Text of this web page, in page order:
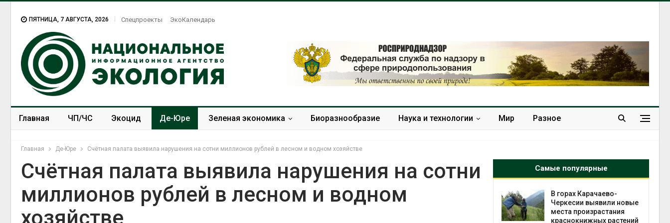
ПЯТНИЦА, 7 АВГУСТА, 2026 Спецпроекты ЭкоКалендарь
Главная ЧП/ЧС Экоцид Де-Юре Зеленая экономика Биоразнообразие Наука и технологии Мир Разное
Главная Де-Юре Счётная палата выявила нарушения на сотни миллионов рублей в лесном и водном хозяйстве
Счётная палата выявила нарушения на сотни
миллионов рублей в лесном и водном
хозяйстве
Самые популярные
В Домодедове
ликвидируют
Панамский канал вновь
ограничивает загрузку
В горах Карачаево-
Черкесии выявили новые
места произрастания
краснокнижных растений